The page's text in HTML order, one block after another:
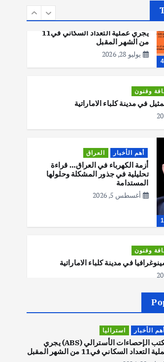
4
مكتب الإحصاءات الأسترالي (ABS)
يجري عملية التعداد السكاني في11
من الشهر المقبل
يوليو 28, 2026
وفنون
في مدينة كلباء الاماراتية
1
أهم الأخبار العراق
أزمة الكهرباء في العراق… قراءة
تحليلية في جذور المشكلة وحلولها
المستدامة
أغسطس 5, 2026
وفنون
في مدينة كلباء الاماراتية
أهم الأخبار جاليات غير مصنف
قصة نجاح العراقي عمر الشمري الذي
اصبح بطلاً لأستراليا بلعبة كمال
الاجسام
يوليو 30, 2026
أهم الأخبار استراليا
مكتب الإحصاءات الأسترالي (ABS) يجري
التعداد السكاني في11 من الشهر المقبل